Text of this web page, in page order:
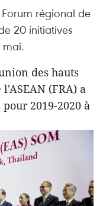
régional de
20 initiatives
mai.
des hauts
(FRA) a
2019-2020 à